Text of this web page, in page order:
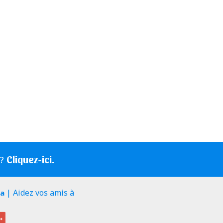
Cliquez-ici.
| Aidez vos amis à